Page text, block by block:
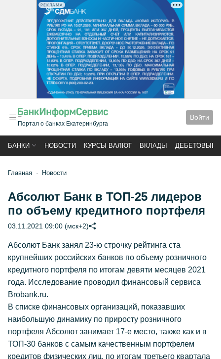
РЕКЛАМА
Портал о банках Екатеринбурга
Войти
БАНКИ НОВОСТИ КУРСЫ ВАЛЮТ ВКЛАДЫ ДЕБЕТОВЫЕ
Главная Новости
Абсолют Банк в ТОП-25 лидеров
по объему кредитного портфеля
03.11.2021 09:00 (мск+2)
Абсолют Банк занял 23-ю строчку рейтинга ста
крупнейших российских банков по объему розничного
кредитного портфеля по итогам девяти месяцев 2021
года. Исследование проводил финансовый сервиса
Brobank.ru.
В списке финансовых организаций, показавших
наибольшую динамику по приросту розничного
портфеля Абсолют занимает 17-е место, также как и в
ТОП-30 банков с самым качественным портфелем
кредитов физических лиц, по итогам третьего квартала